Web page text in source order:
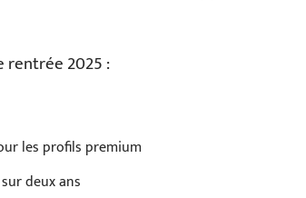
rentrée 2025 :
les profils premium
deux ans